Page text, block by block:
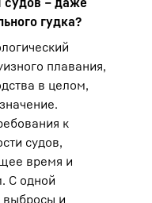
гудка?
плавания,
в целом,
к
судов,
время и
С одной
выбросы и